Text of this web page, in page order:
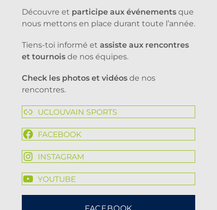
Découvre et participe aux événements que
nous mettons en place durant toute l’année.
Tiens-toi informé et assiste aux rencontres
et tournois de nos équipes.
Check les photos et vidéos de nos
rencontres.
UCLOUVAIN SPORTS
FACEBOOK
INSTAGRAM
YOUTUBE